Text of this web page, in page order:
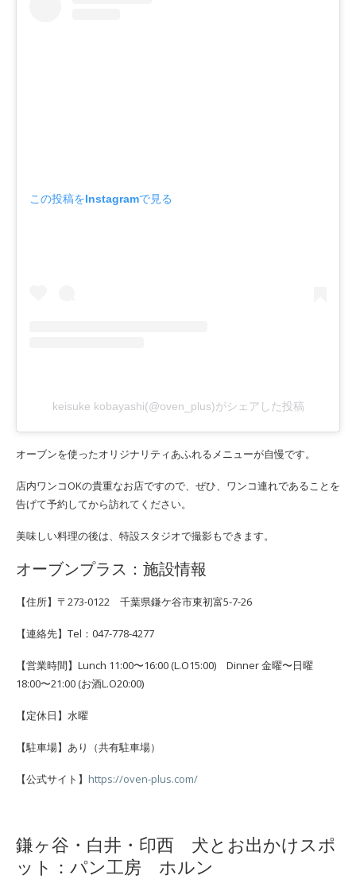
この投稿をInstagramで見る
keisuke kobayashi(@oven_plus)がシェアした投稿
オーブンを使ったオリジナリティあふれるメニューが自慢です。
店内ワンコOKの貴重なお店ですので、 ぜひ、ワンコ連れであることを
告げて予約してから訪れてください。
美味しい料理の後は、特設スタジオで撮影もできます。
オーブンプラス ：施設情報
【住所】〒273-0122 千葉県鎌ケ谷市東初富5-7-26
【連絡先】Tel：047-778-4277
【営業時間】Lunch 11:00〜16:00 (L.O15:00) Dinner 金曜〜日曜
18:00〜21:00 (お酒L.O20:00)
【定休日】水曜
【駐車場】あり（共有駐車場）
【公式サイト】 https://oven-plus.com/
鎌ヶ谷・白井・印西 犬とお出かけスポ
ット：パン工房 ホルン